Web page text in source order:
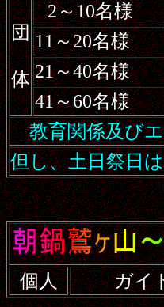
団
体
2～10名様
11～20名様
21～40名様
41～60名様
教育関係及び
但し、土日祭日
個人 ガイ